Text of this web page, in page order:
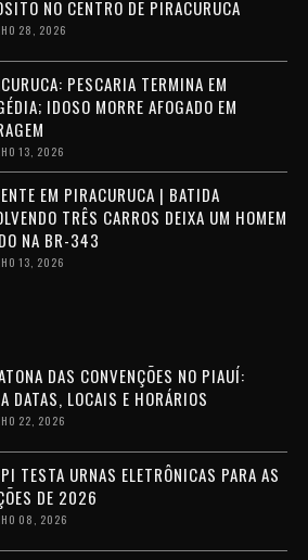
NO CENTRO DE PIRACURUCA
28, 2026
PESCARIA TERMINA EM
IDOSO MORRE AFOGADO EM
13, 2026
EM PIRACURUCA | BATIDA
TRÊS CARROS DEIXA UM HOMEM
NA BR-343
13, 2026
DAS CONVENÇÕES NO PIAUÍ:
DATAS, LOCAIS E HORÁRIOS
22, 2026
TESTA URNAS ELETRÔNICAS PARA AS
DE 2026
08, 2026